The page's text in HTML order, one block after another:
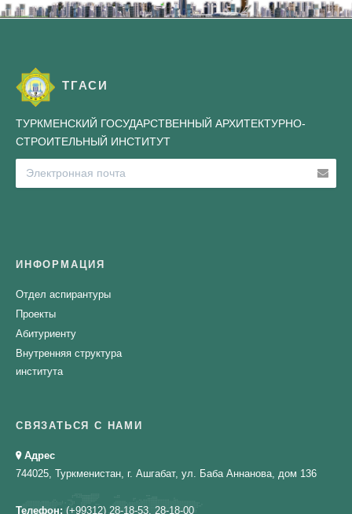
ТГАСИ
ТУРКМЕНСКИЙ ГОСУДАРСТВЕННЫЙ АРХИТЕКТУРНО-
СТРОИТЕЛЬНЫЙ ИНСТИТУТ
ИНФОРМАЦИЯ
Отдел аспирантуры
Проекты
Абитуриенту
Внутренняя структура
института
СВЯЗАТЬСЯ С НАМИ
Адрес
744025, Туркменистан, г. Ашгабат, ул. Баба Аннанова, дом 136
Телефон: (+99312) 28-18-53, 28-18-00